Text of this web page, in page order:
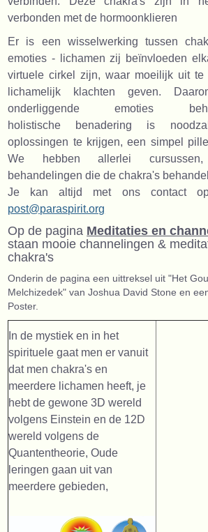
verbonden met de hormoonklieren
Er is een wisselwerking tussen
emoties - lichamen zij beïnvloeden
virtuele cirkel zijn, waar moeilijk uit
lichamelijk klachten geven.
onderliggende emoties
holistische benadering is
oplossingen te krijgen, een simpel
We hebben allerlei
behandelingen die de chakra's
Je kan altijd met ons contact
post@paraspirit.org
Op de pagina Meditaties en
staan mooie channelingen &
chakra's
Onderin de pagina een uittreksel uit "Het
Melchizedek" van Joshua David Stone en
Poster.
In de mystiek en in het
spirituele gaat men er vanuit
dat men chakra's en
meerdere lichamen heeft, je
hebt de gewone 3D wereld
volgens Einstein en de 12D
wereld volgens de
Quantentheorie, Oude
leringen gaan uit van
meerdere gebieden,